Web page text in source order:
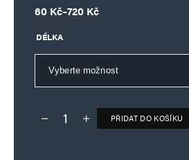
60 Kč–720 Kč
Rozpětí cen: 60 Kč až 720 Kč
DÉLKA
Deník TO – verze bez reklam množství
PŘIDAT DO KOŠÍKU